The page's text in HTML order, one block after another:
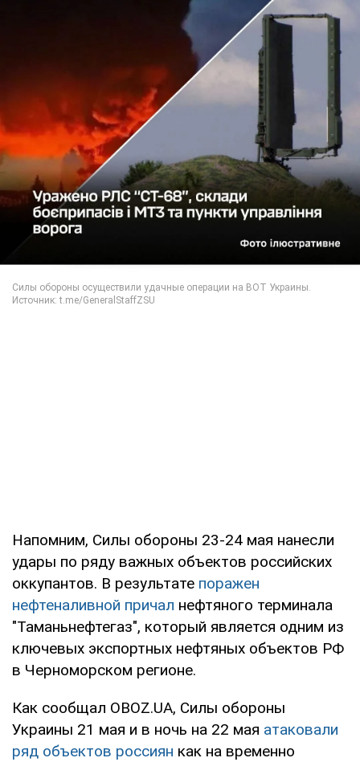
Напомним, Силы обороны 23-24 мая нанесли
удары по ряду важных объектов российских
оккупантов. В результате поражен
нефтеналивной причал нефтяного терминала
"Таманьнефтегаз", который является одним из
ключевых экспортных нефтяных объектов РФ
в Черноморском регионе.
Как сообщал OBOZ.UA, Силы обороны
Украины 21 мая и в ночь на 22 мая атаковали
ряд объектов россиян как на временно